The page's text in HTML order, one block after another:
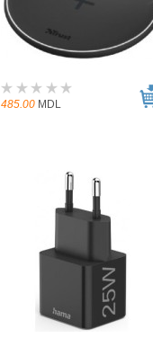
485.00 MDL